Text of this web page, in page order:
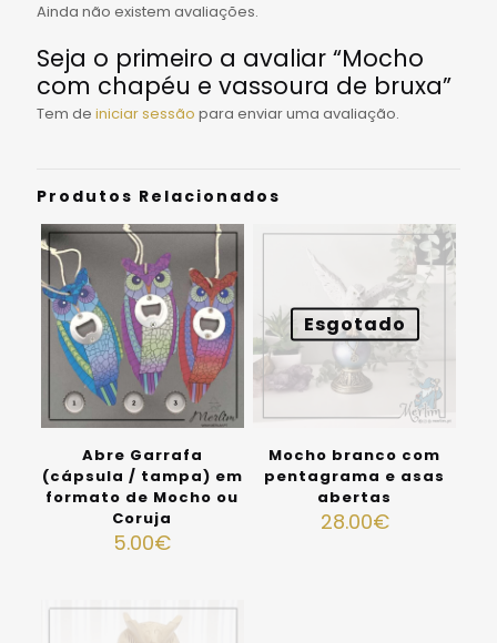
Ainda não existem avaliações.
Seja o primeiro a avaliar “Mocho
com chapéu e vassoura de bruxa”
Tem de iniciar sessão para enviar uma avaliação.
Produtos Relacionados
Abre Garrafa
(cápsula / tampa) em
formato de Mocho ou
Coruja
5.00€
Esgotado
Mocho branco com
pentagrama e asas
abertas
28.00€